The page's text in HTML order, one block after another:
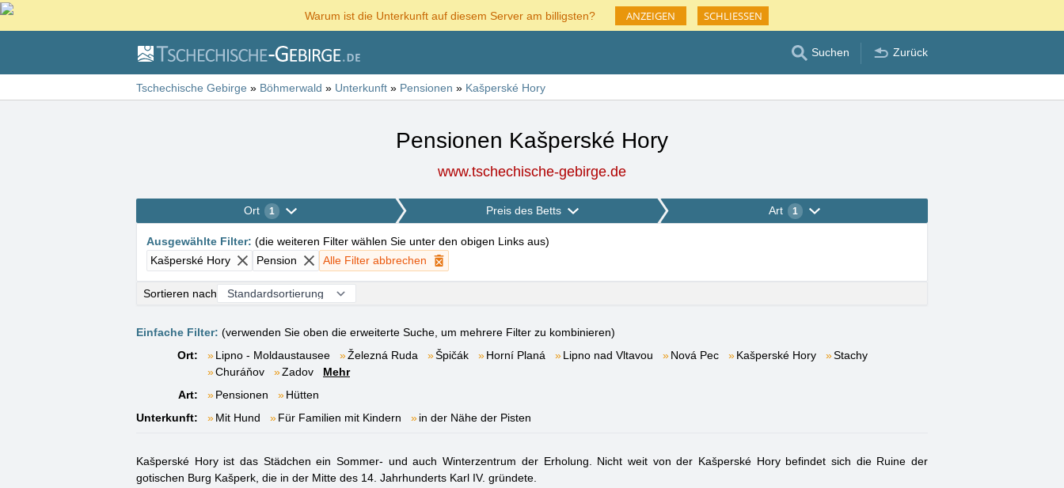
Warum ist die Unterkunft auf diesem Server am billigsten? ANZEIGEN SCHLIESSEN
Suchen Zurück
Tschechische Gebirge » Böhmerwald » Unterkunft » Pensionen » Kašperské Hory
Pensionen Kašperské Hory
www.tschechische-gebirge.de
Ort 1 Preis des Betts Art 1
Ausgewählte Filter: (die weiteren Filter wählen Sie unter den obigen Links aus)
Kašperské Hory
Pension Alle Filter abbrechen
Sortieren nach
Einfache Filter: (verwenden Sie oben die erweiterte Suche, um mehrere Filter zu kombinieren)
Ort:
Lipno - Moldaustausee Železná Ruda Špičák Horní Planá Lipno nad Vltavou Nová Pec Kašperské Hory
Stachy
Churáňov
Zadov
Mehr
Art:
Pensionen
Hütten
Unterkunft:
Mit Hund Für Familien mit Kindern in der Nähe der Pisten
Kašperské Hory ist das Städchen ein Sommer- und auch Winterzentrum der Erholung. Nicht weit von der Kašperské Hory befindet sich die Ruine der
gotischen Burg Kašperk, die in der Mitte des 14. Jahrhunderts Karl IV. gründete.